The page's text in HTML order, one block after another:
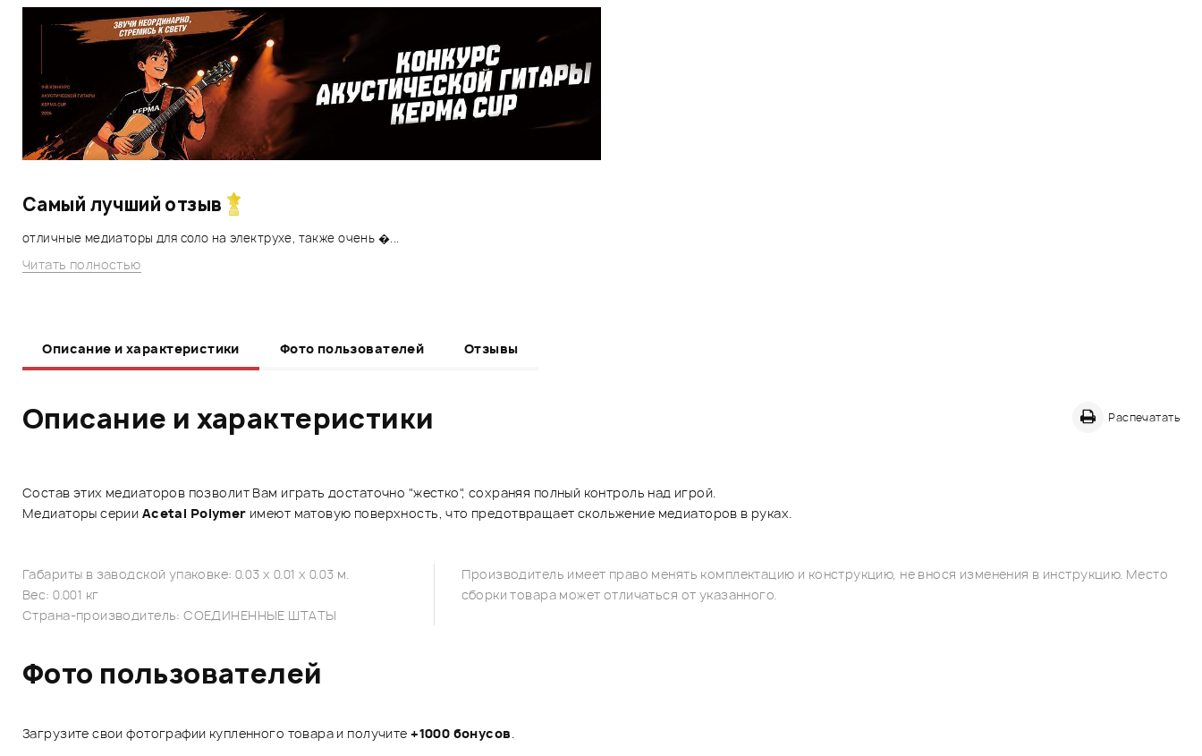
Самый лучший отзыв
отличные медиаторы для соло на электрухе, также очень �...
Читать полностью
Описание и характеристики Фото пользователей Отзывы
Описание и характеристики Распечатать
Состав этих медиаторов позволит Вам играть достаточно "жестко", сохраняя полный контроль над игрой.
Медиаторы серии Acetal Polymer имеют матовую поверхность, что предотвращает скольжение медиаторов в руках.
Габариты в заводской упаковке: 0.03 x 0.01 x 0.03 м.
Вес: 0.001 кг
Страна-производитель: СОЕДИНЕННЫЕ ШТАТЫ
Производитель имеет право менять комплектацию и конструкцию, не внося изменения в инструкцию. Место
сборки товара может отличаться от указанного.
Фото пользователей
Загрузите свои фотографии купленного товара и получите+1000 бонусов.